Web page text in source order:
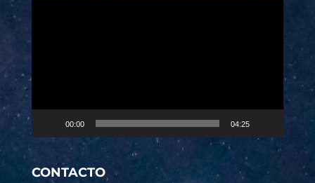
00:00 04:25
CONTACTO